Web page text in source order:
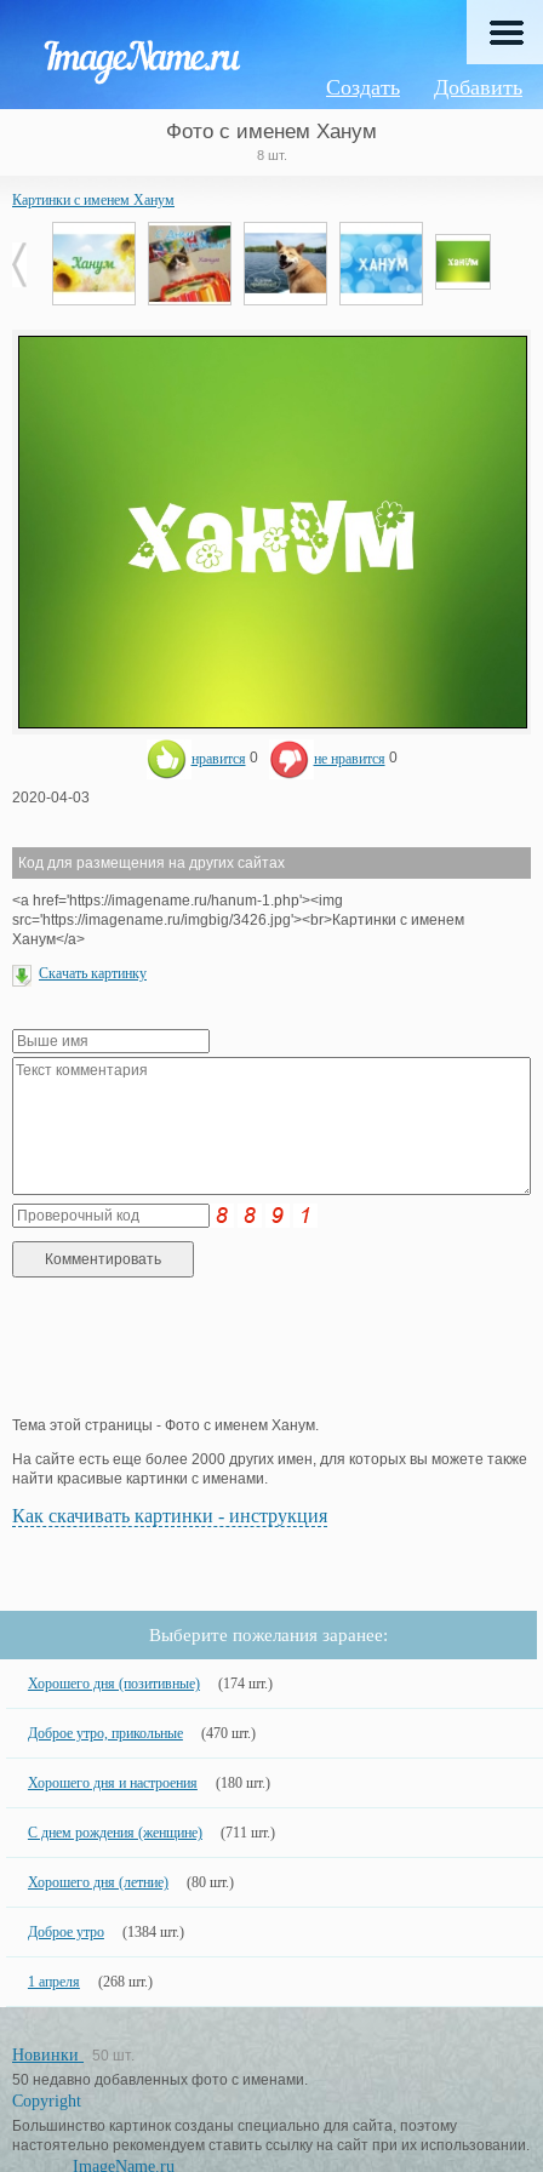
Добавить
Создать
Фото с именем Ханум
8 шт.
Картинки с именем Ханум
нравится 0 не нравится 0
2020-04-03
Код для размещения на других сайтах
<a href='https://imagename.ru/hanum-1.php'><img
src='https://imagename.ru/imgbig/3426.jpg'><br>Картинки с именем
Ханум</a>
Скачать картинку
Тема этой страницы - Фото с именем Ханум.
На сайте есть еще более 2000 других имен, для которых вы можете также
найти красивые картинки с именами.
Как скачивать картинки - инструкция
Выберите пожелания заранее:
Хорошего дня (позитивные) (174 шт.)
Доброе утро, прикольные (470 шт.)
Хорошего дня и настроения (180 шт.)
С днем рождения (женщине) (711 шт.)
Хорошего дня (летние) (80 шт.)
Доброе утро (1384 шт.)
1 апреля (268 шт.)
Новинки
50 шт.
50 недавно добавленных фото с именами.
Copyright
Большинство картинок созданы специально для сайта, поэтому
настоятельно рекомендуем ставить ссылку на сайт при их использовании.
ImageName.ru